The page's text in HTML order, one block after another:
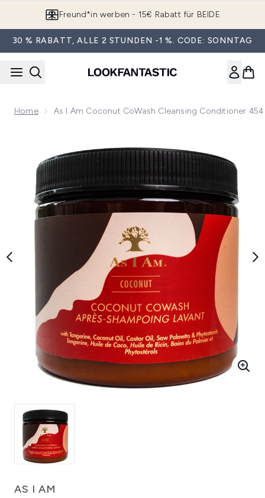
Freund*in werben - 15€ Rabatt für BEIDE
30 % RABATT, ALLE 2 STUNDEN -1 %. CODE: SONNTAG
Home As I Am Coconut CoWash Cleansing Conditioner 454
AS I AM